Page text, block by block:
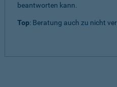
beantworten kann.
Top: Beratung auch zu nicht